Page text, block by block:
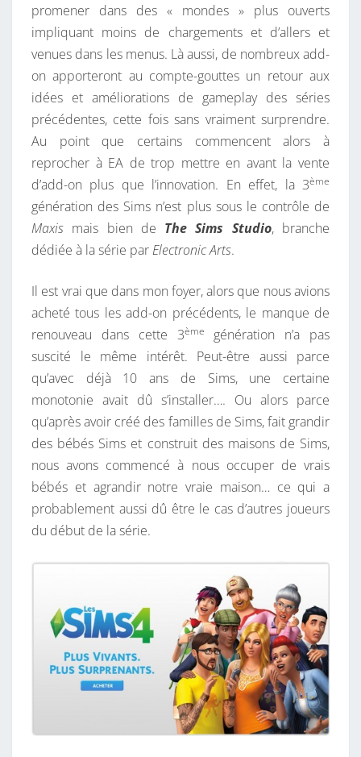
promener dans des « mondes » plus ouverts
impliquant moins de chargements et d’allers et
venues dans les menus. Là aussi, de nombreux add-
on apporteront au compte-gouttes un retour aux
idées et améliorations de gameplay des séries
précédentes, cette fois sans vraiment surprendre.
Au point que certains commencent alors à
reprocher à EA de trop mettre en avant la vente
d’add-on plus que l’innovation. En effet, la 3ème
génération des Sims n’est plus sous le contrôle de
Maxis mais bien de The Sims Studio, branche
dédiée à la série parElectronic Arts.
Il est vrai que dans mon foyer, alors que nous avions
acheté tous les add-on précédents, le manque de
renouveau dans cette 3ème
génération n’a pas
suscité le même intérêt. Peut-être aussi parce
qu’avec déjà 10 ans de Sims, une certaine
monotonie avait dû s’installer…. Ou alors parce
qu’après avoir créé des familles de Sims, fait grandir
des bébés Sims et construit des maisons de Sims,
nous avons commencé à nous occuper de vrais
bébés et agrandir notre vraie maison… ce qui a
probablement aussi dû être le cas d’autres joueurs
du début de la série.